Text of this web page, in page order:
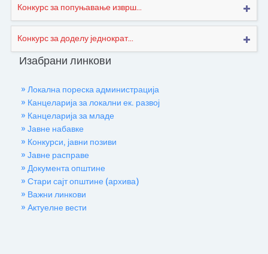
Конкурс за попуњавање изврш...
Конкурс за доделу једнократ...
Изабрани линкови
» Локална пореска администрација
» Канцеларија за локални ек. развој
» Канцеларија за младе
» Јавне набавке
» Конкурси, јавни позиви
» Јавне расправе
» Документа општине
» Стари сајт општине (архива)
» Важни линкови
» Актуелне вести